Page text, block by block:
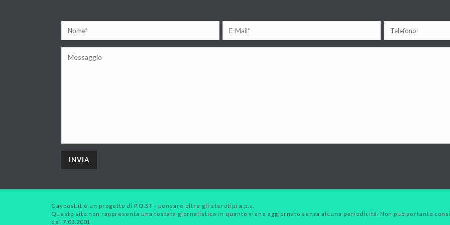
Gaypost.it è un progetto di P.O.ST - pensare oltre gli sterotipi a.p.s.
Questo sito non rappresenta una testata giornalistica in quanto viene aggiornato senza alcuna periodicità. Non può pertanto
del 7.03.2001